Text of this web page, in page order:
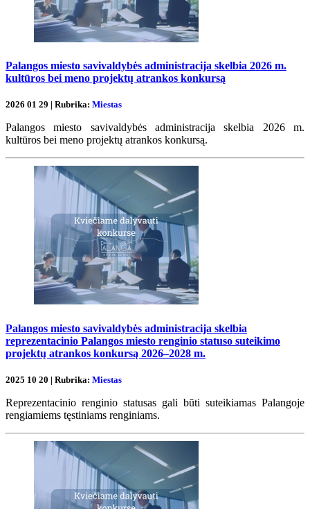
Palangos miesto savivaldybės administracija skelbia 2026 m.
kultūros bei meno projektų atrankos konkursą
2026 01 29 | Rubrika: Miestas
Palangos miesto savivaldybės administracija skelbia 2026 m.
kultūros bei meno projektų atrankos konkursą.
Palangos miesto savivaldybės administracija skelbia
reprezentacinio Palangos miesto renginio statuso suteikimo
projektų atrankos konkursą 2026–2028 m.
2025 10 20 | Rubrika: Miestas
Reprezentacinio renginio statusas gali būti suteikiamas Palangoje
rengiamiems tęstiniams renginiams.